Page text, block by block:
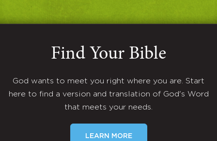
Find Your Bible
God wants to meet you right where you are. Start
here to find a version and translation of God's Word
that meets your needs.
LEARN MORE